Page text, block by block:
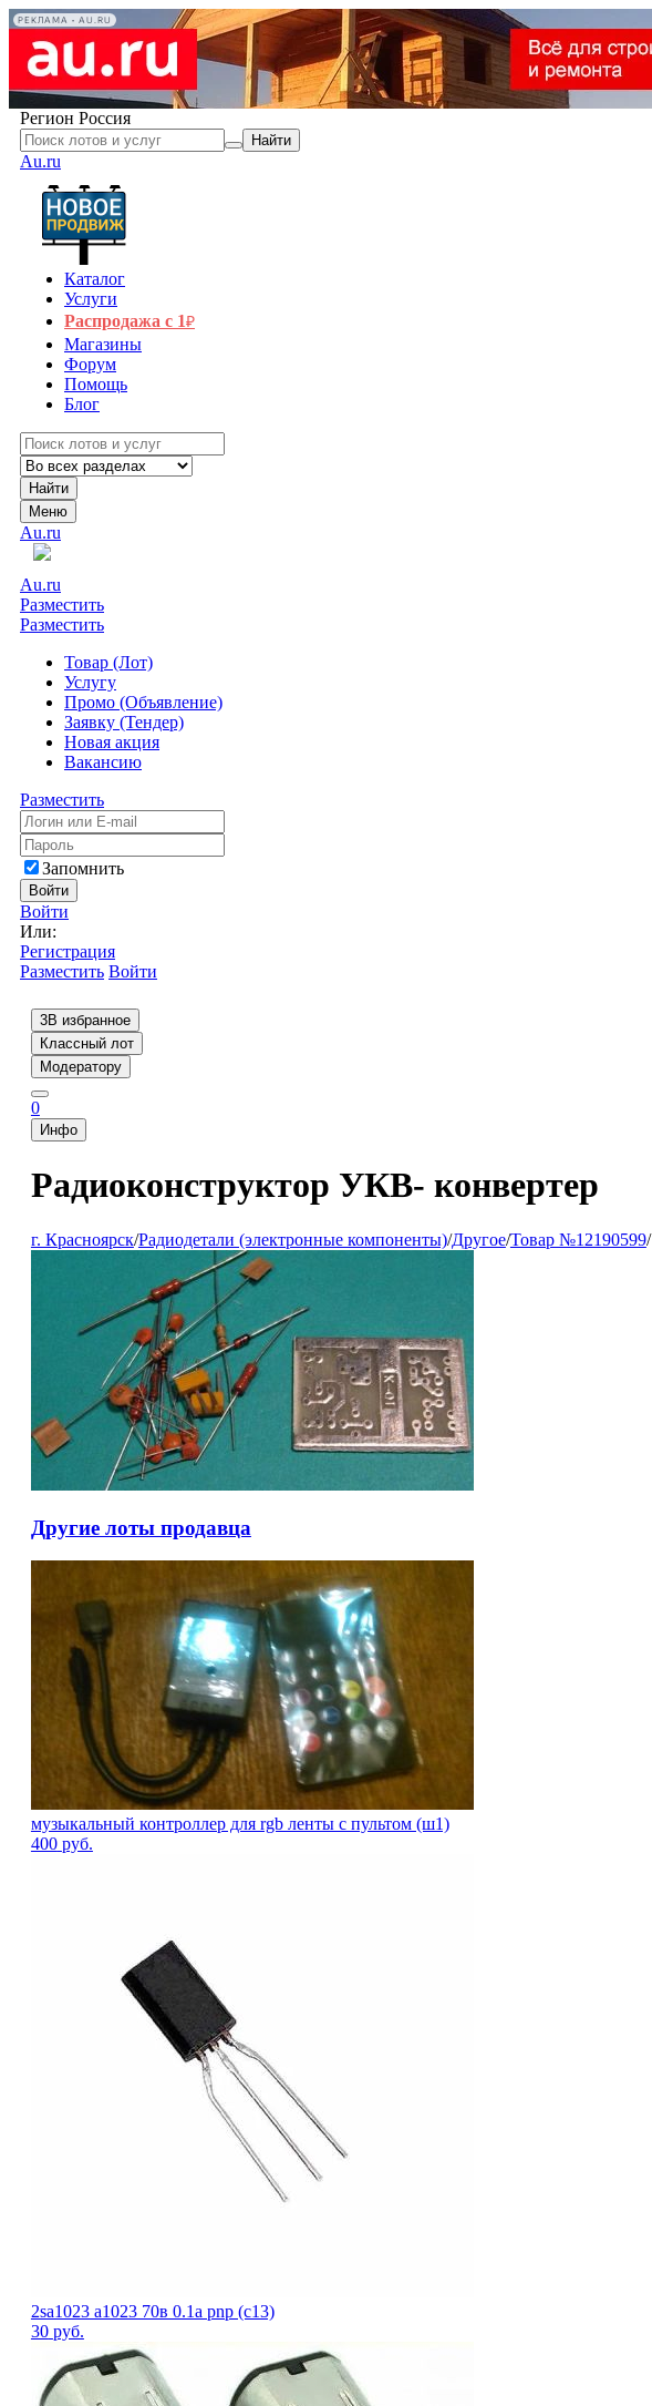
РЕКЛАМА • AU.RU
Регион Россия
Найти
Au.ru
Каталог
Услуги
Распродажа с 1₽
Магазины
Форум
Помощь
Блог
Найти
Меню
Au.ru
Au.ru
Разместить
Разместить
Товар (Лот)
Услугу
Промо (Объявление)
Заявку (Тендер)
Новая акция
Вакансию
Разместить
Запомнить
Войти
Войти
Или:
Регистрация
Разместить Войти
3В избранное
Классный лот
Модератору
0
Инфо
Радиоконструктор УКВ- конвертер
г. Красноярск/Радиодетали (электронные компоненты)/Другое/Товар №12190599/
Другие лоты продавца
музыкальный контроллер для rgb ленты с пультом (ш1)
400 руб.
2sa1023 a1023 70в 0.1а pnp (c13)
30 руб.